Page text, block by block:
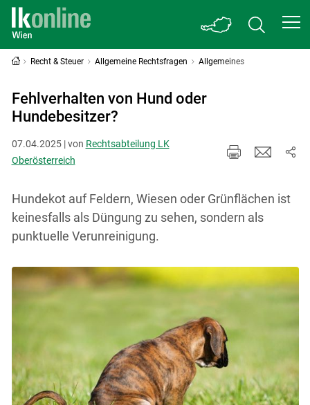
Recht & Steuer Allgemeine Rechtsfragen Allgemeines
Fehlverhalten von Hund oder
Hundebesitzer?
07.04.2025 | von Rechtsabteilung LK
Oberösterreich
Hundekot auf Feldern, Wiesen oder Grünflächen ist
keinesfalls als Düngung zu sehen, sondern als
punktuelle Verunreinigung.